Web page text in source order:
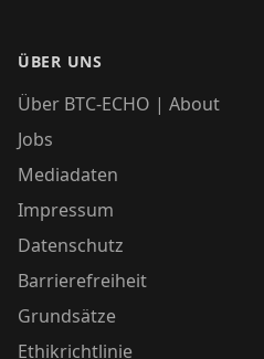
ÜBER UNS
Über BTC-ECHO | About
Jobs
Mediadaten
Impressum
Datenschutz
Barrierefreiheit
Grundsätze
Ethikrichtlinie